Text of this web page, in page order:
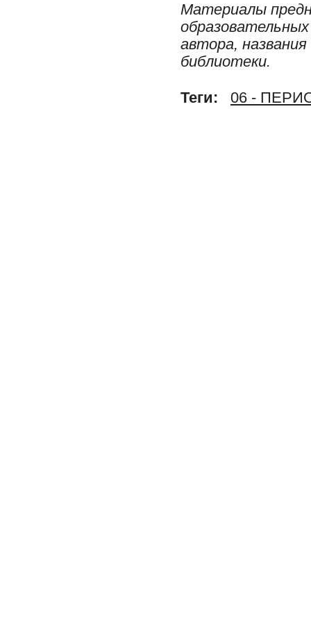
Материалы
автора,
библиотеки.
Теги: 06 -